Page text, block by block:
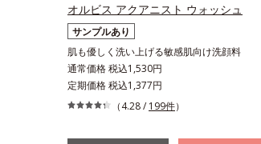
オルビス アクアニスト ウォッシュ
サンプルあり
肌も優しく洗い上げる敏感肌向け洗顔料
通常価格 税込1,530円
定期価格 税込1,377円
（4.28 / 199件）